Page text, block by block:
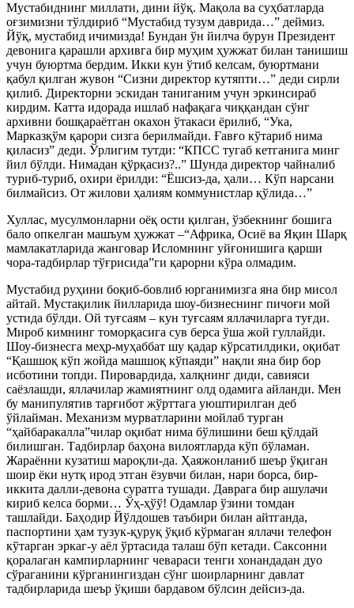
Мустабиднинг миллати, дини йўқ. Мақола ва суҳбатларда
оғзимизни тўлдириб “Мустабид тузум даврида…” деймиз.
Йўқ, мустабид ичимизда! Бундан ўн йилча бурун Президент
девонига қарашли архивга бир муҳим ҳужжат билан танишиш
учун буюртма бердим. Икки кун ўтиб келсам, буюртмани
қабул қилган жувон “Сизни директор кутяпти…” деди сирли
қилиб. Директорни эскидан таниганим учун эркинсираб
кирдим. Катта идорада ишлаб нафақага чиққандан сўнг
архивни бошқараётган окахон ўтакаси ёрилиб, “Ука,
Марказқўм қарори сизга берилмайди. Ғавғо кўтариб нима
қиласиз” деди. Ўрлигим тутди: “КПСС тугаб кетганига минг
йил бўлди. Нимадан қўрқасиз?..” Шунда директор чайналиб
туриб-туриб, охири ёрилди: “Ёшсиз-да, ҳали… Кўп нарсани
билмайсиз. От жилови ҳалиям коммунистлар қўлида…”
Хуллас, мусулмонларни оёқ ости қилган, ўзбекнинг бошига
бало опкелган машъум ҳужжат –“Африка, Осиё ва Яқин Шарқ
мамлакатларида жанговар Исломнинг уйғонишига қарши
чора-тадбирлар тўғрисида”ги қарорни кўра олмадим.
Мустабид руҳини боқиб-бовлиб юрганимизга яна бир мисол
айтай. Мустақилик йилларида шоу-бизнеснинг пичоғи мой
устида бўлди. Ой туғсаям – кун туғсаям яллачиларга туғди.
Мироб кимнинг томорқасига сув берса ўша жой гуллайди.
Шоу-бизнесга меҳр-муҳаббат шу қадар кўрсатилдики, оқибат
“Қашшоқ кўп жойда машшоқ кўпаяди” нақли яна бир бор
исботини топди. Пировардида, халқнинг диди, савияси
саёзлашди, яллачилар жамиятнинг олд одамига айланди. Мен
бу манипулятив тарғибот жўрттага уюштирилган деб
ўйлайман. Механизм мурватларини мойлаб турган
“ҳайбаракалла”чилар оқибат нима бўлишини беш қўлдай
билишган. Тадбирлар баҳона вилоятларда кўп бўламан.
Жараённи кузатиш мароқли-да. Ҳаяжонланиб шеър ўқиган
шоир ёки нутқ ирод этган ёзувчи билан, нари борса, бир-
иккита далли-девона суратга тушади. Даврага бир ашулачи
кириб келса борми… Ўҳ-ҳўў! Одамлар ўзини томдан
ташлайди. Баҳодир Йўлдошев таъбири билан айтганда,
паспортини ҳам тузук-қуруқ ўқиб кўрмаган яллачи телефон
кўтарган эркаг-у аёл ўртасида талаш бўп кетади. Саксонни
қоралаган кампирларнинг чевараси тенги хонандадан дуо
сўраганини кўрганингиздан сўнг шоирларнинг давлат
тадбирларида шеър ўқиши бардавом бўлсин дейсиз-да.